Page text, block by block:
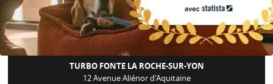
TURBO FONTE LA ROCHE-SUR-YON
12 Avenue Aliénor d'Aquitaine